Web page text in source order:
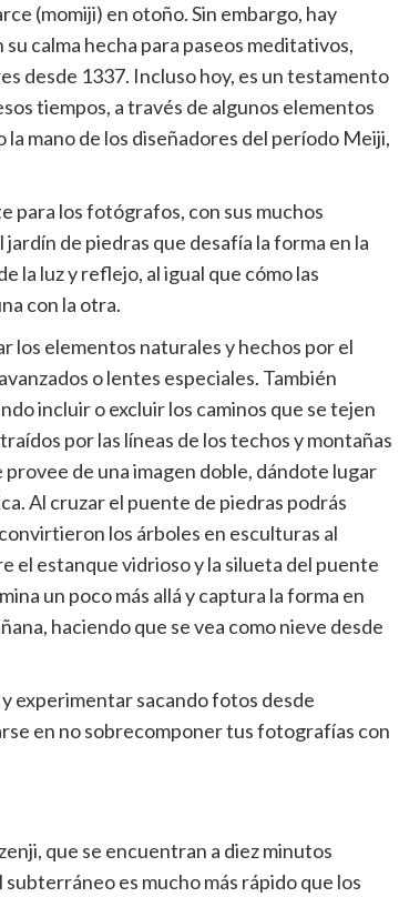
(momiji) en otoño. Sin embargo, hay
calma hecha para paseos meditativos,
desde 1337. Incluso hoy, es un testamento
tiempos, a través de algunos elementos
mano de los diseñadores del período Meiji,
para los fotógrafos, con sus muchos
de piedras que desafía la forma en la
la luz y reflejo, al igual que cómo las
con la otra.
los elementos naturales y hechos por el
o lentes especiales. También
incluir o excluir los caminos que se tejen
por las líneas de los techos y montañas
de una imagen doble, dándote lugar
Al cruzar el puente de piedras podrás
los árboles en esculturas al
el estanque vidrioso y la silueta del puente
un poco más allá y captura la forma en
haciendo que se vea como nieve desde
experimentar sacando fotos desde
en no sobrecomponer tus fotografías con
que se encuentran a diez minutos
es mucho más rápido que los